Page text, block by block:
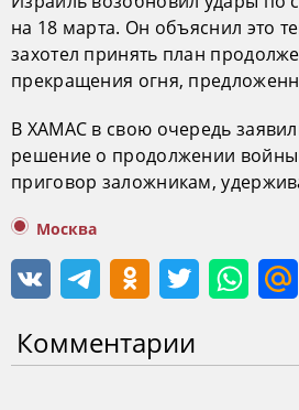
на 18 марта. Он объяснил это
захотел принять план
прекращения огня,
В ХАМАС в свою очередь
решение о продолжении войны
приговор заложникам,
Москва
Комментарии